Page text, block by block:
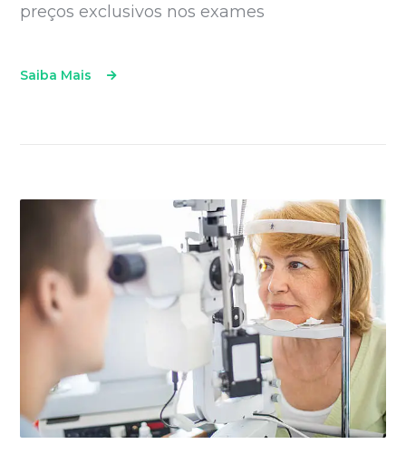
preços exclusivos nos exames
Saiba Mais